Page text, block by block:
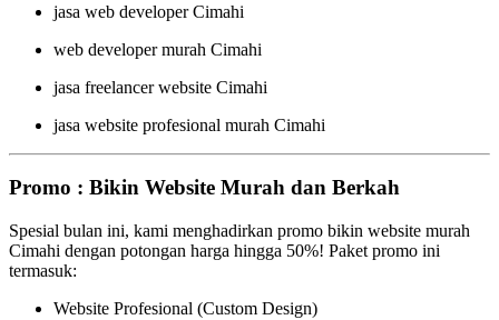
jasa web developer Cimahi
web developer murah Cimahi
jasa freelancer website Cimahi
jasa website profesional murah Cimahi
Promo : Bikin Website Murah dan Berkah
Spesial bulan ini, kami menghadirkan promo bikin website murah
Cimahi dengan potongan harga hingga 50%! Paket promo ini
termasuk:
Website Profesional (Custom Design)